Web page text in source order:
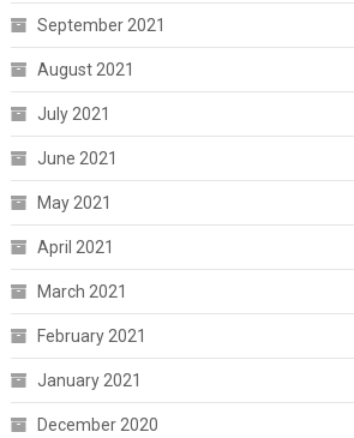
September 2021
August 2021
July 2021
June 2021
May 2021
April 2021
March 2021
February 2021
January 2021
December 2020